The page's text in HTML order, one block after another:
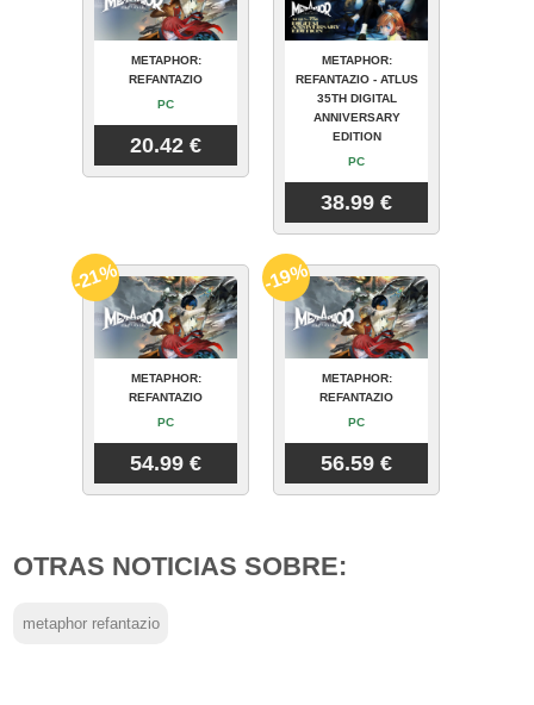
METAPHOR:
REFANTAZIO
PC
20.42 €
METAPHOR:
REFANTAZIO - ATLUS
35TH DIGITAL
ANNIVERSARY
EDITION
PC
38.99 €
METAPHOR:
REFANTAZIO
PC
54.99 €
-21%
METAPHOR:
REFANTAZIO
PC
56.59 €
-19%
OTRAS NOTICIAS SOBRE:
metaphor refantazio